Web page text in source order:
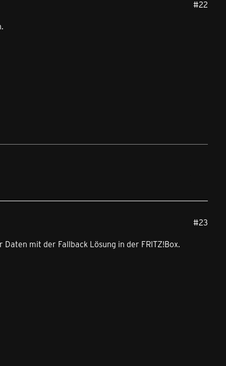
#22
#23
mit der Fallback Lösung in der FRITZ!Box.